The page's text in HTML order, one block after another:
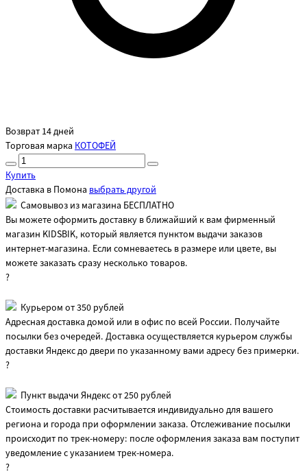
Возврат 14 дней
Торговая марка КОТОФЕЙ
Купить
Доставка в Помона выбрать другой
Самовывоз из магазина БЕСПЛАТНО
Вы можете оформить доставку в ближайший к вам фирменный
магазин KIDSBIK, который является пунктом выдачи заказов
интернет-магазина. Если сомневаетесь в размере или цвете, вы
можете заказать сразу несколько товаров.
?
Курьером от 350 рублей
Адресная доставка домой или в офис по всей России. Получайте
посылки без очередей. Доставка осуществляется курьером службы
доставки Яндекс до двери по указанному вами адресу без примерки.
?
Пункт выдачи Яндекс от 250 рублей
Стоимость доставки расчитывается индивидуально для вашего
региона и города при оформлении заказа. Отслеживание посылки
происходит по трек-номеру: после оформления заказа вам поступит
уведомление с указанием трек-номера.
?